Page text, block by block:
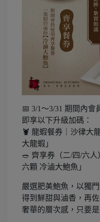
📅 3/1～3/31 期間內會
即享以下升級加碼：
🦞 龍蝦餐券｜沙律大
大龍蝦」
🥗 齊享券（二/四/六
六顆 冷滷大鮑魚」
嚴選肥美鮑魚，以獨
得到鮮甜與滷香，再
奢華的層次感，只要是